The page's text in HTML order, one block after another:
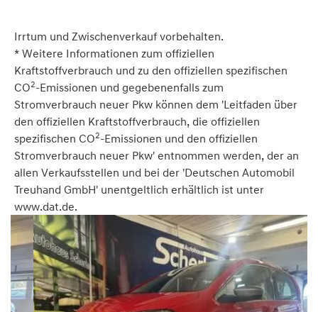
Irrtum und Zwischenverkauf vorbehalten.
* Weitere Informationen zum offiziellen
Kraftstoffverbrauch und zu den offiziellen spezifischen
CO2-Emissionen und gegebenenfalls zum
Stromverbrauch neuer Pkw können dem 'Leitfaden über
den offiziellen Kraftstoffverbrauch, die offiziellen
spezifischen CO2-Emissionen und den offiziellen
Stromverbrauch neuer Pkw' entnommen werden, der an
allen Verkaufsstellen und bei der 'Deutschen Automobil
Treuhand GmbH' unentgeltlich erhältlich ist unter
www.dat.de.